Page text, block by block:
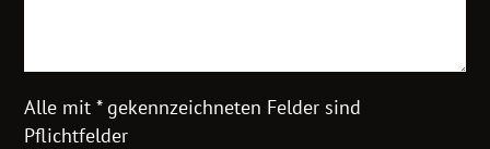
Alle mit * gekennzeichneten Felder sind
Pflichtfelder